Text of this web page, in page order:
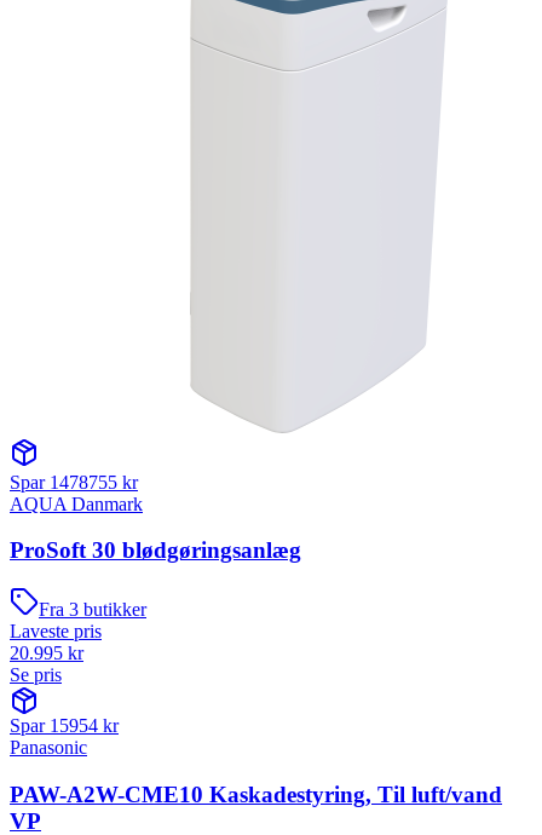
Spar 1478755 kr
AQUA Danmark
ProSoft 30 blødgøringsanlæg
Fra 3 butikker
Laveste pris
20.995 kr
Se pris
Spar 15954 kr
Panasonic
PAW-A2W-CME10 Kaskadestyring, Til luft/vand
VP